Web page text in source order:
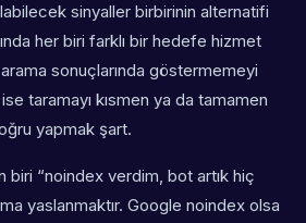
sinyaller birbirinin alternatifi
her biri farklı bir hedefe hizmet
sonuçlarında göstermemeyi
ise taramayı kısmen ya da tamamen
yapmak şart.
biri “noindex verdim, bot artık hiç
yaslanmaktır. Google noindex olsa